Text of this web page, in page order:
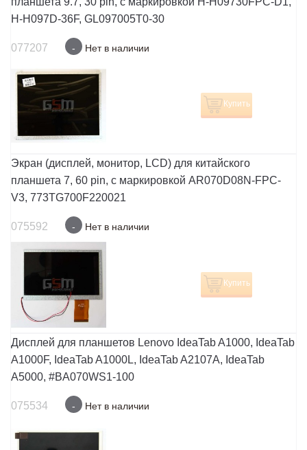
H-H097D-36F, GL097005T0-30
077207 - Нет в наличии
Купить
Экран (дисплей, монитор, LCD) для китайского
планшета 7, 60 pin, с маркировкой AR070D08N-FPC-
V3, 773TG700F220021
075592 - Нет в наличии
Купить
Дисплей для планшетов Lenovo IdeaTab A1000, IdeaTab
A1000F, IdeaTab A1000L, IdeaTab A2107A, IdeaTab
A5000, #BA070WS1-100
075534 - Нет в наличии